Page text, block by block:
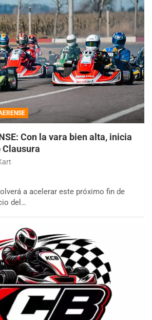
Con la vara bien alta, inicia
Clausura
a acelerar este próximo fin de
del…